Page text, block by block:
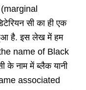
(marginal
सी का ही एक
हुआ है. इस लेख में हम
the name of Black
के नाम में ब्लैक यानी
associated